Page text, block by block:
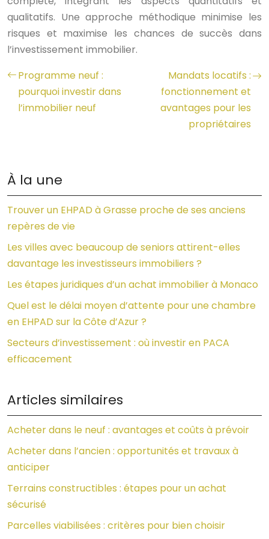
qualitatifs. Une approche méthodique minimise les
risques et maximise les chances de succès dans
l’investissement immobilier.
Programme neuf :
pourquoi investir dans
l’immobilier neuf
Mandats locatifs :
fonctionnement et
avantages pour les
propriétaires
À la une
Trouver un EHPAD à Grasse proche de ses anciens
repères de vie
Les villes avec beaucoup de seniors attirent-elles
davantage les investisseurs immobiliers ?
Les étapes juridiques d’un achat immobilier à Monaco
Quel est le délai moyen d’attente pour une chambre
en EHPAD sur la Côte d’Azur ?
Secteurs d’investissement : où investir en PACA
efficacement
Articles similaires
Acheter dans le neuf : avantages et coûts à prévoir
Acheter dans l’ancien : opportunités et travaux à
anticiper
Terrains constructibles : étapes pour un achat
sécurisé
Parcelles viabilisées : critères pour bien choisir